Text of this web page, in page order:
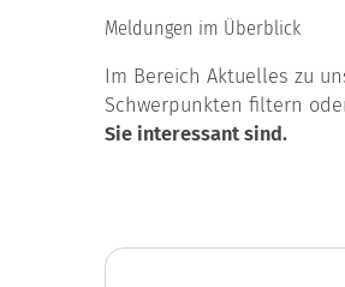
Meldungen im Überblick
Im Bereich Aktuelles zu
Schwerpunkten filtern
Sie interessant sind.